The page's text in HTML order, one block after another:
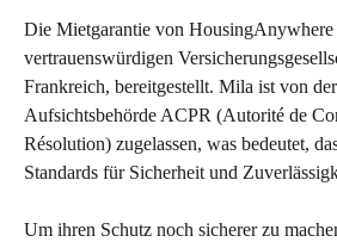
Die Mietgarantie von
vertrauenswürdigen
Frankreich, bereitgestellt. Mila ist von
Aufsichtsbehörde ACPR (Autorité de
Résolution) zugelassen, was bedeutet,
Standards für Sicherheit und
Um ihren Schutz noch sicherer zu